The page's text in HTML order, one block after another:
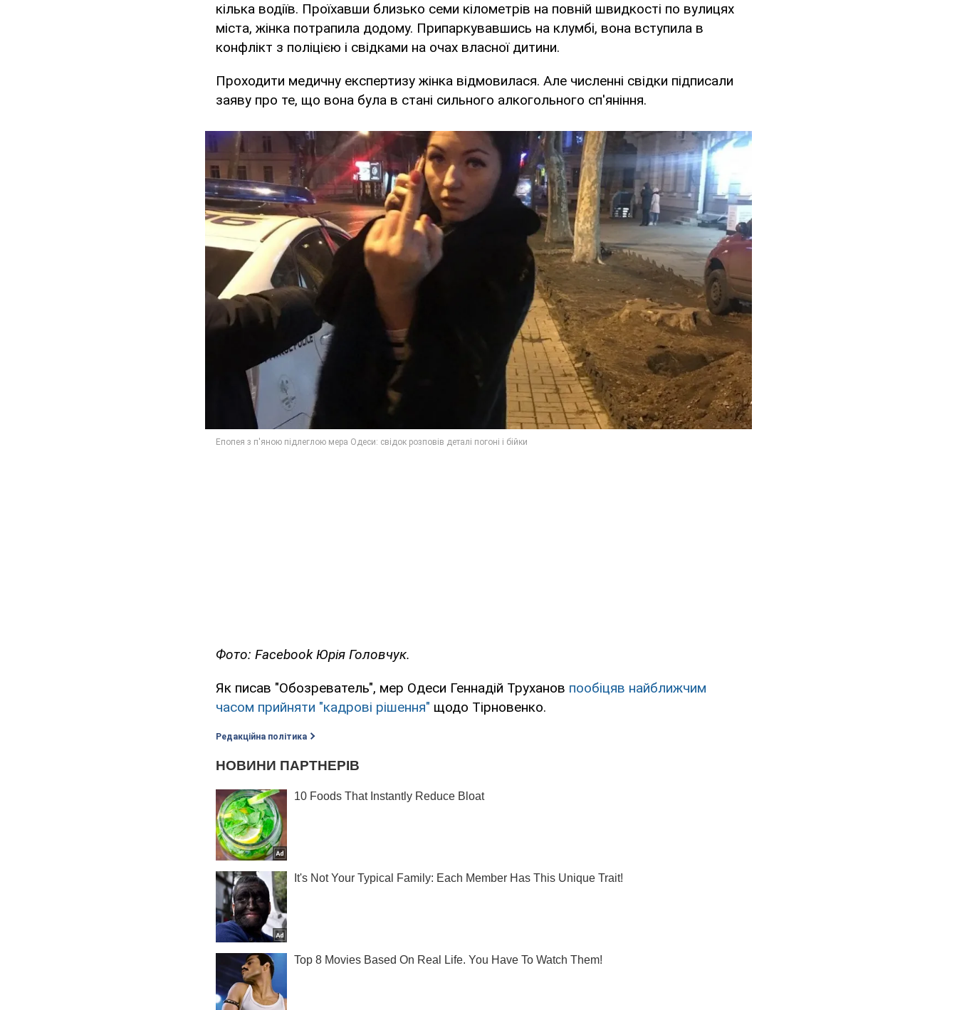
кілька водіїв. Проїхавши близько семи кілометрів на повній швидкості по вулицях
міста, жінка потрапила додому. Припаркувавшись на клумбі, вона вступила в
конфлікт з поліцією і свідками на очах власної дитини.
Проходити медичну експертизу жінка відмовилася. Але численні свідки підписали
заяву про те, що вона була в стані сильного алкогольного сп'яніння.
Фото: Facebook Юрія Головчук.
Як писав "Обозреватель", мер Одеси Геннадій Труханов пообіцяв найближчим
часом прийняти "кадрові рішення" щодо Тірновенко.
Редакційна політика